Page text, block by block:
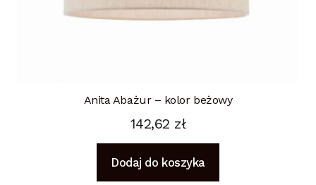
Anita Abażur – kolor beżowy
142,62 zł
Dodaj do koszyka